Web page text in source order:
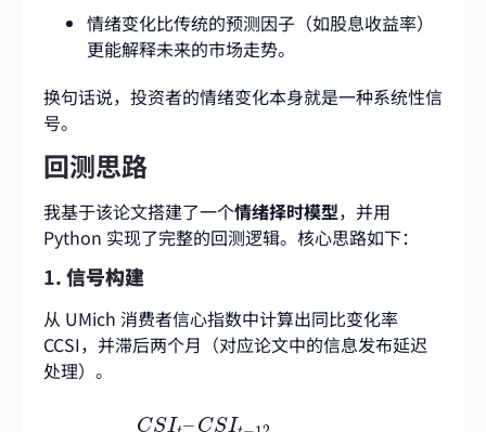
情绪变化比传统的预测因子（如股息收益率）
更能解释未来的市场走势。
换句话说，投资者的情绪变化本身就是一种系统性信
号。
回测思路
我基于该论文搭建了一个情绪择时模型，并用
Python 实现了完整的回测逻辑。核心思路如下：
1.信号构建
从 UMich 消费者信心指数中计算出同比变化率
CCSI，并滞后两个月（对应论文中的信息发布延迟
处理）。
CSI – CSI
SIt–CS t−12C I